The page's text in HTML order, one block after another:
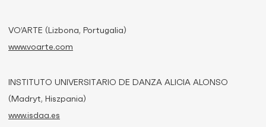
VO’ARTE (Lizbona, Portugalia)
www.voarte.com
INSTITUTO UNIVERSITARIO DE DANZA ALICIA ALONSO
(Madryt, Hiszpania)
www.isdaa.es